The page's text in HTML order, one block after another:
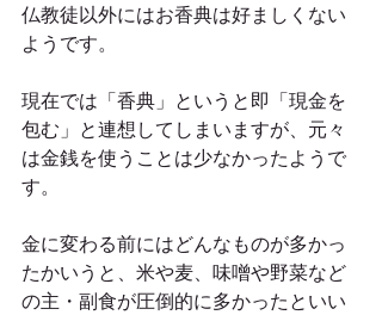
仏教徒以外にはお香典は好ましくない
ようです。
現在では「香典」というと即「現金を
包む」と連想してしまいますが、元々
は金銭を使うことは少なかったようで
す。
金に変わる前にはどんなものが多かっ
たかいうと、米や麦、味噌や野菜など
の主・副食が圧倒的に多かったといい